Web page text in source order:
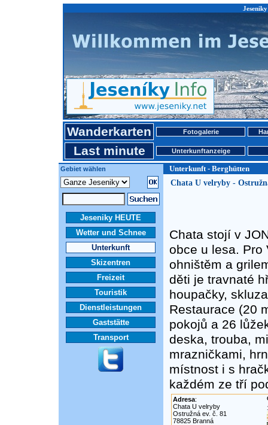
Wanderkarten Fotogalerie
Last minute Unterkunftanzeige
Gebiet wählen Unterkunft - Berghütten
Jeseniky HEUTE
Wetter und Schnee
Unterkunft
Skizentren
Freizeit
Touristik
Dienstleistungen
Gaststätte
Transport
Chata U velryby -
Chata stojí v
obce u lesa. Pro
ohništěm a
děti je travnaté
houpačky,
Restaurace (20
pokojů a 26
deska, trouba,
mrazničkami,
místnost i s
každém ze tří
Adresa:
Chata U velryby
Ostružná ev. č. 81
78825 Branná